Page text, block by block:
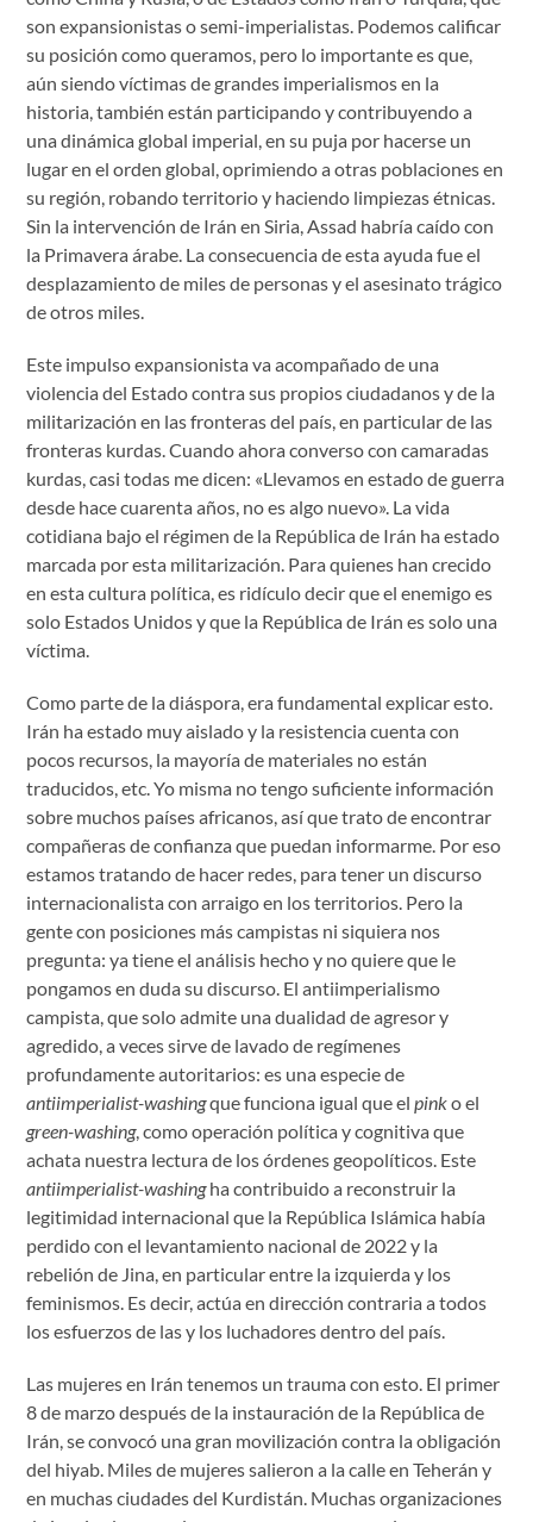
son expansionistas o semi-imperialistas. Podemos calificar
su posición como queramos, pero lo importante es que,
aún siendo víctimas de grandes imperialismos en la
historia, también están participando y contribuyendo a
una dinámica global imperial, en su puja por hacerse un
lugar en el orden global, oprimiendo a otras poblaciones en
su región, robando territorio y haciendo limpiezas étnicas.
Sin la intervención de Irán en Siria, Assad habría caído con
la Primavera árabe. La consecuencia de esta ayuda fue el
desplazamiento de miles de personas y el asesinato trágico
de otros miles.
Este impulso expansionista va acompañado de una
violencia del Estado contra sus propios ciudadanos y de la
militarización en las fronteras del país, en particular de las
fronteras kurdas. Cuando ahora converso con camaradas
kurdas, casi todas me dicen: «Llevamos en estado de guerra
desde hace cuarenta años, no es algo nuevo». La vida
cotidiana bajo el régimen de la República de Irán ha estado
marcada por esta militarización. Para quienes han crecido
en esta cultura política, es ridículo decir que el enemigo es
solo Estados Unidos y que la República de Irán es solo una
víctima.
Como parte de la diáspora, era fundamental explicar esto.
Irán ha estado muy aislado y la resistencia cuenta con
pocos recursos, la mayoría de materiales no están
traducidos, etc. Yo misma no tengo suficiente información
sobre muchos países africanos, así que trato de encontrar
compañeras de confianza que puedan informarme. Por eso
estamos tratando de hacer redes, para tener un discurso
internacionalista con arraigo en los territorios. Pero la
gente con posiciones más campistas ni siquiera nos
pregunta: ya tiene el análisis hecho y no quiere que le
pongamos en duda su discurso. El antiimperialismo
campista, que solo admite una dualidad de agresor y
agredido, a veces sirve de lavado de regímenes
profundamente autoritarios: es una especie de
antiimperialist-washingque funciona igual que el pinko el
green-washing, como operación política y cognitiva que
achata nuestra lectura de los órdenes geopolíticos. Este
antiimperialist-washingha contribuido a reconstruir la
legitimidad internacional que la República Islámica había
perdido con el levantamiento nacional de 2022 y la
rebelión de Jina, en particular entre la izquierda y los
feminismos. Es decir, actúa en dirección contraria a todos
los esfuerzos de las y los luchadores dentro del país.
Las mujeres en Irán tenemos un trauma con esto. El primer
8 de marzo después de la instauración de la República de
Irán, se convocó una gran movilización contra la obligación
del hiyab. Miles de mujeres salieron a la calle en Teherán y
en muchas ciudades del Kurdistán. Muchas organizaciones